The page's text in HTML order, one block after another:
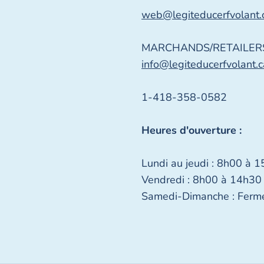
MARCHANDS/
1-418-358-0582
Heures d'ouverture :
Lundi au jeudi : 8h00 à
Vendredi : 8h00 à 14h30
Samedi-Dimanche :